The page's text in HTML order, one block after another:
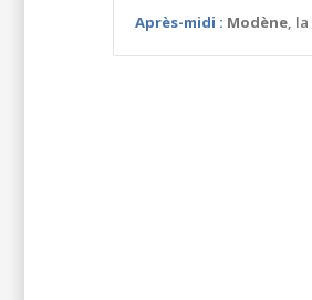
Après-midi : Modène, la